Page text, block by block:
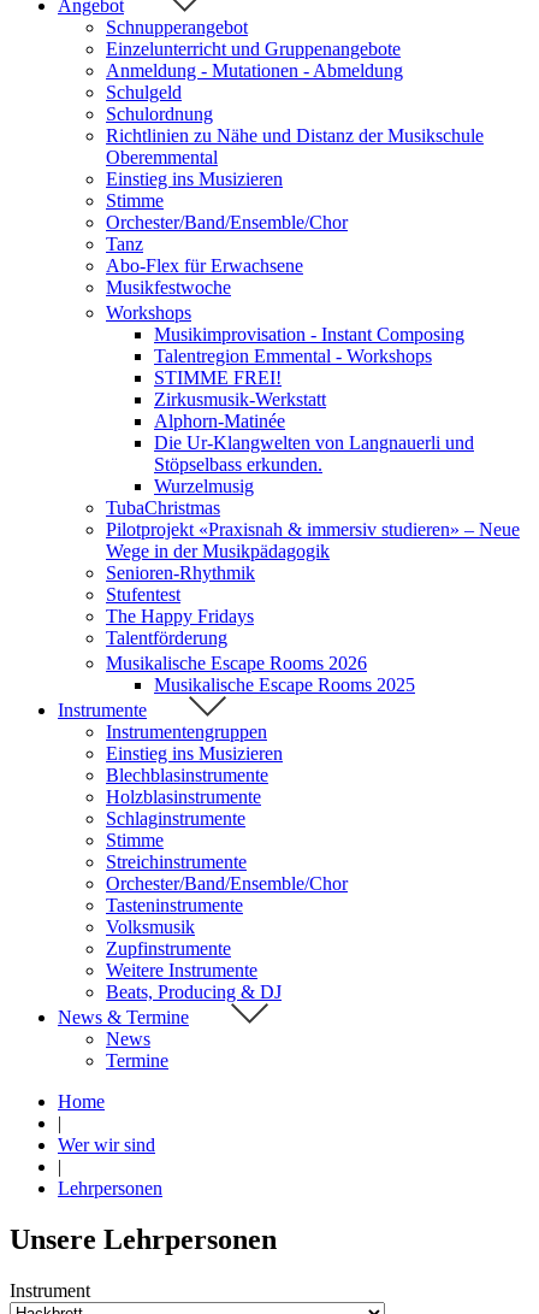
Angebot
Schnupperangebot
Einzelunterricht und Gruppenangebote
Anmeldung - Mutationen - Abmeldung
Schulgeld
Schulordnung
Richtlinien zu Nähe und Distanz der Musikschule
Oberemmental
Einstieg ins Musizieren
Stimme
Orchester/Band/Ensemble/Chor
Tanz
Abo-Flex für Erwachsene
Musikfestwoche
Workshops
Musikimprovisation - Instant Composing
Talentregion Emmental - Workshops
STIMME FREI!
Zirkusmusik-Werkstatt
Alphorn-Matinée
Die Ur-Klangwelten von Langnauerli und
Stöpselbass erkunden.
Wurzelmusig
TubaChristmas
Pilotprojekt «Praxisnah & immersiv studieren» – Neue
Wege in der Musikpädagogik
Senioren-Rhythmik
Stufentest
The Happy Fridays
Talentförderung
Musikalische Escape Rooms 2026
Musikalische Escape Rooms 2025
Instrumente
Instrumentengruppen
Einstieg ins Musizieren
Blechblasinstrumente
Holzblasinstrumente
Schlaginstrumente
Stimme
Streichinstrumente
Orchester/Band/Ensemble/Chor
Tasteninstrumente
Volksmusik
Zupfinstrumente
Weitere Instrumente
Beats, Producing & DJ
News & Termine
News
Termine
Home
Wer wir sind
Lehrpersonen
Unsere Lehrpersonen
Instrument